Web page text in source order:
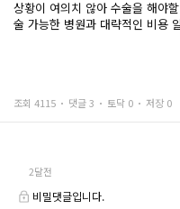
상황이 여의치 않아 수술을 해야
술 가능한 병원과 대략적인 비용
조회 4115 댓글 3 토닥 0 저장 0
2달전
비밀댓글입니다.